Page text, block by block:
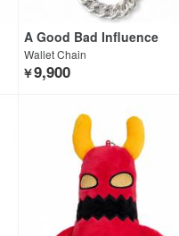
A Good Bad Influence
Wallet Chain
￥9,900